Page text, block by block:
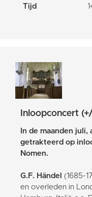
Tijd
Inloopconcert
In de maanden
getrakteerd op
Nomen.
G.F. Händel
(1685-
en overleden in